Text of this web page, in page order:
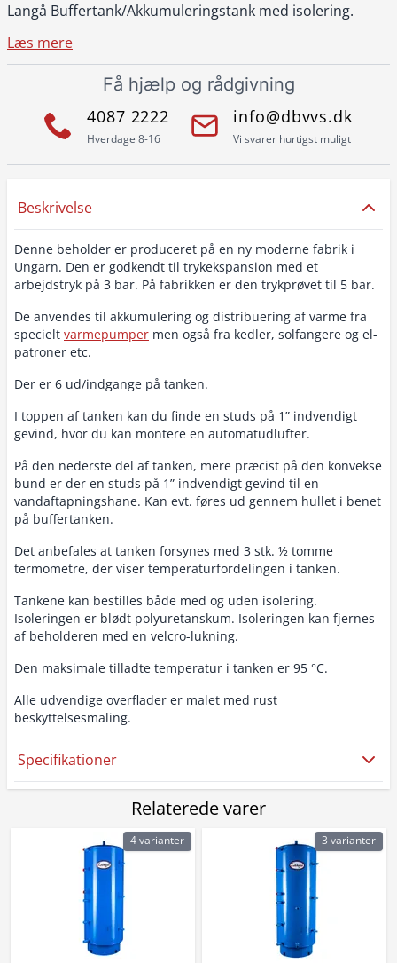
Langå Buffertank/Akkumuleringstank med isolering.
Læs mere
Få hjælp og rådgivning
4087 2222
Hverdage 8-16
info@dbvvs.dk
Vi svarer hurtigst muligt
Beskrivelse
Denne beholder er produceret på en ny moderne fabrik i
Ungarn. Den er godkendt til trykekspansion med et
arbejdstryk på 3 bar. På fabrikken er den trykprøvet til 5 bar.
De anvendes til akkumulering og distribuering af varme fra
specielt varmepumper men også fra kedler, solfangere og el-
patroner etc.
Der er 6 ud/indgange på tanken.
I toppen af tanken kan du finde en studs på 1” indvendigt
gevind, hvor du kan montere en automatudlufter.
På den nederste del af tanken, mere præcist på den konvekse
bund er der en studs på 1” indvendigt gevind til en
vandaftapningshane. Kan evt. føres ud gennem hullet i benet
på buffertanken.
Det anbefales at tanken forsynes med 3 stk. ½ tomme
termometre, der viser temperaturfordelingen i tanken.
Tankene kan bestilles både med og uden isolering.
Isoleringen er blødt polyuretanskum. Isoleringen kan fjernes
af beholderen med en velcro-lukning.
Den maksimale tilladte temperatur i tanken er 95 °C.
Alle udvendige overflader er malet med rust
beskyttelsesmaling.
Specifikationer
Relaterede varer
4 varianter 3 varianter